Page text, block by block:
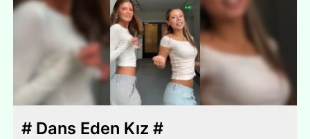
# Dans Eden Kız #